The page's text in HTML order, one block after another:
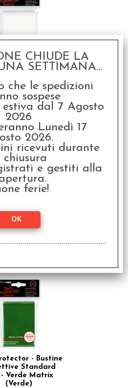
- Bustine
Bianco Polvere
€3,50
- Bustine
Standard
(Azzurro)
- Bustine
Standard
Verde Matrix
(Verde)
CHIUDE LA
SETTIMANA...
che le spedizioni
sospese
dal 7 Agosto
2026
Lunedì 17
2026.
ricevuti durante
chiusura
e gestiti alla
ferie!